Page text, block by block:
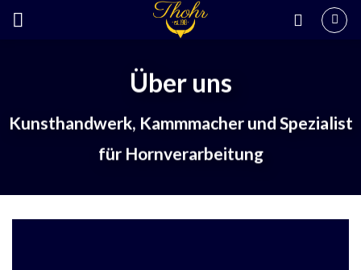
Skip
Über uns
Kunsthandwerk, Kammmacher und Spezialist
für Hornverarbeitung